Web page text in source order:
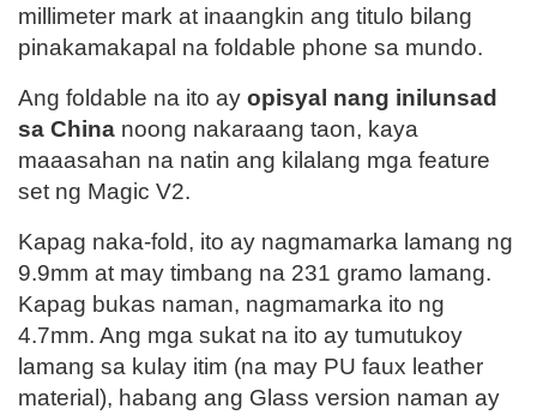
millimeter mark at inaangkin ang titulo bilang
pinakamakapal na foldable phone sa mundo.
Ang foldable na ito ay opisyal nang inilunsad
sa China noong nakaraang taon, kaya
maaasahan na natin ang kilalang mga feature
set ng Magic V2.
Kapag naka-fold, ito ay nagmamarka lamang ng
9.9mm at may timbang na 231 gramo lamang.
Kapag bukas naman, nagmamarka ito ng
4.7mm. Ang mga sukat na ito ay tumutukoy
lamang sa kulay itim (na may PU faux leather
material), habang ang Glass version naman ay